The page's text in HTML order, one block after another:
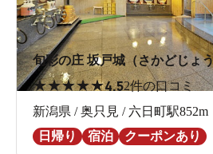
旬彩の庄 坂戸城（さかどじょ
★★★★★4.52件の口コミ
新潟県 / 奥只見 / 六日町駅852m
日帰り
宿泊 クーポンあり